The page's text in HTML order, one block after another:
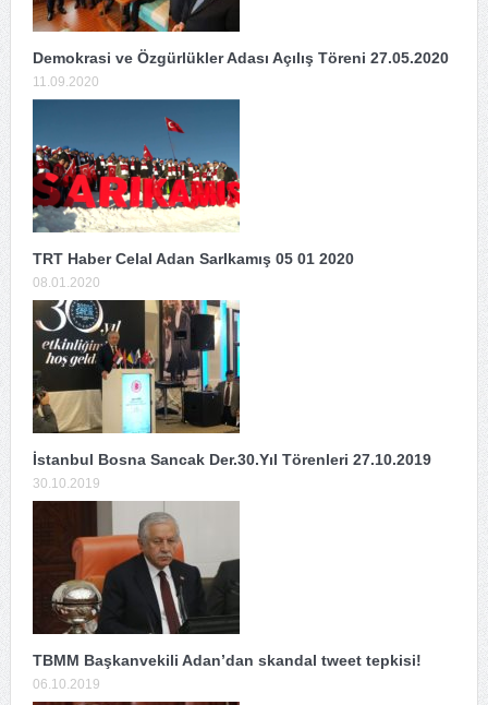
Demokrasi ve Özgürlükler Adası Açılış Töreni 27.05.2020
11.09.2020
TRT Haber Celal Adan SarIkamış 05 01 2020
08.01.2020
İstanbul Bosna Sancak Der.30.Yıl Törenleri 27.10.2019
30.10.2019
TBMM Başkanvekili Adan’dan skandal tweet tepkisi!
06.10.2019